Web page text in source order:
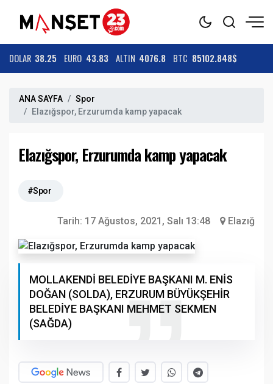
DOLAR 38.25 EURO 43.83 ALTIN 4076.8 BTC 85102.848$
ANA SAYFA
Spor
Elazığspor, Erzurumda kamp yapacak
Elazığspor, Erzurumda kamp yapacak
#Spor
Tarih: 17 Ağustos, 2021, Salı 13:48 Elazığ
MOLLAKENDİ BELEDİYE BAŞKANI M. ENİS
DOĞAN (SOLDA), ERZURUM BÜYÜKŞEHİR
BELEDİYE BAŞKANI MEHMET SEKMEN
(SAĞDA)